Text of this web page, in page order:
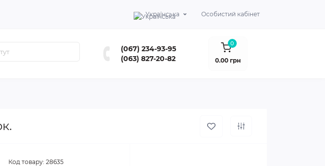
Українська Особистий кабінет
(067) 234-93-95
(063) 827-20-82
0
0.00 грн
Код товару: 28635